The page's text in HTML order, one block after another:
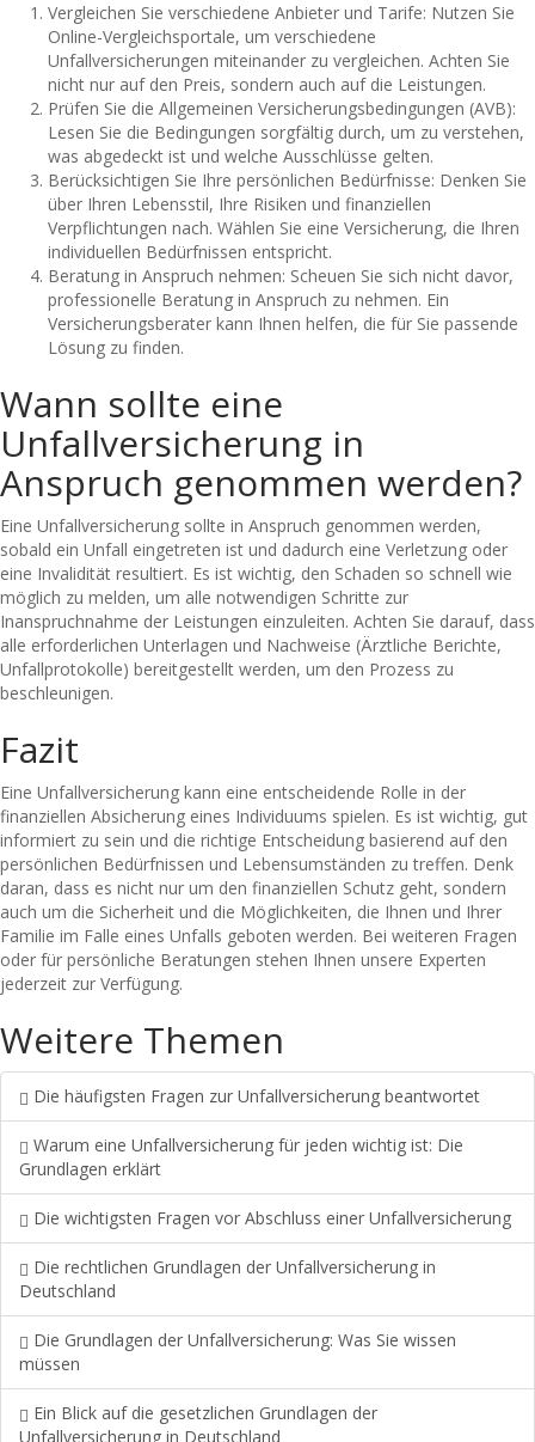
Vergleichen Sie verschiedene Anbieter und Tarife: Nutzen Sie
Online-Vergleichsportale, um verschiedene
Unfallversicherungen miteinander zu vergleichen. Achten Sie
nicht nur auf den Preis, sondern auch auf die Leistungen.
Prüfen Sie die Allgemeinen Versicherungsbedingungen (AVB):
Lesen Sie die Bedingungen sorgfältig durch, um zu verstehen,
was abgedeckt ist und welche Ausschlüsse gelten.
Berücksichtigen Sie Ihre persönlichen Bedürfnisse: Denken Sie
über Ihren Lebensstil, Ihre Risiken und finanziellen
Verpflichtungen nach. Wählen Sie eine Versicherung, die Ihren
individuellen Bedürfnissen entspricht.
Beratung in Anspruch nehmen: Scheuen Sie sich nicht davor,
professionelle Beratung in Anspruch zu nehmen. Ein
Versicherungsberater kann Ihnen helfen, die für Sie passende
Lösung zu finden.
Wann sollte eine
Unfallversicherung in
Anspruch genommen werden?
Eine Unfallversicherung sollte in Anspruch genommen werden,
sobald ein Unfall eingetreten ist und dadurch eine Verletzung oder
eine Invalidität resultiert. Es ist wichtig, den Schaden so schnell wie
möglich zu melden, um alle notwendigen Schritte zur
Inanspruchnahme der Leistungen einzuleiten. Achten Sie darauf, dass
alle erforderlichen Unterlagen und Nachweise (Ärztliche Berichte,
Unfallprotokolle) bereitgestellt werden, um den Prozess zu
beschleunigen.
Fazit
Eine Unfallversicherung kann eine entscheidende Rolle in der
finanziellen Absicherung eines Individuums spielen. Es ist wichtig, gut
informiert zu sein und die richtige Entscheidung basierend auf den
persönlichen Bedürfnissen und Lebensumständen zu treffen. Denk
daran, dass es nicht nur um den finanziellen Schutz geht, sondern
auch um die Sicherheit und die Möglichkeiten, die Ihnen und Ihrer
Familie im Falle eines Unfalls geboten werden. Bei weiteren Fragen
oder für persönliche Beratungen stehen Ihnen unsere Experten
jederzeit zur Verfügung.
Weitere Themen
Die häufigsten Fragen zur Unfallversicherung beantwortet
Warum eine Unfallversicherung für jeden wichtig ist: Die
Grundlagen erklärt
Die wichtigsten Fragen vor Abschluss einer Unfallversicherung
Die rechtlichen Grundlagen der Unfallversicherung in
Deutschland
Die Grundlagen der Unfallversicherung: Was Sie wissen
müssen
Ein Blick auf die gesetzlichen Grundlagen der
Unfallversicherung in Deutschland